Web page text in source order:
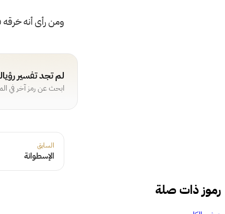
ومن رأى أنه خرقه
لم تجد تفسير
ابحث عن رمز آخر في
السابق
الإسطوانة
رموز ذات صلة